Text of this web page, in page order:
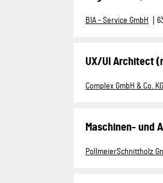
BIA - Service GmbH
UX/UI Architect
Complex GmbH & Co. KG
Maschinen- und
PollmeierSchnittholz